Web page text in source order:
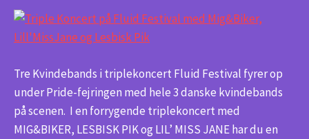
Tre Kvindebands i triplekoncert Fluid Festival fyrer op
under Pride-fejringen med hele 3 danske kvindebands
på scenen. I en forrygende triplekoncert med
MIG&BIKER, LESBISK PIK og LIL’ MISS JANE har du en
Koncert